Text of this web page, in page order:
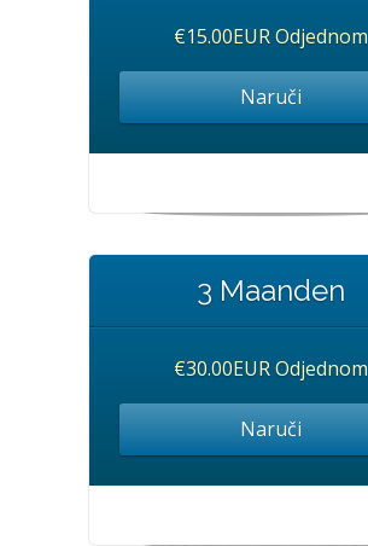
€15.00EUR Odjednom
Naruči
3 Maanden
€30.00EUR Odjednom
Naruči